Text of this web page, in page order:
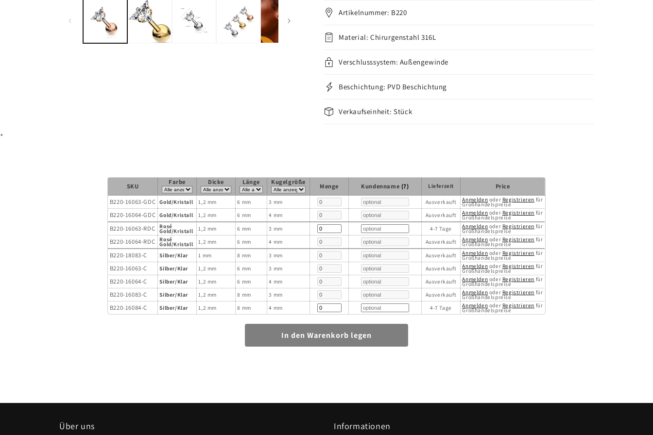
Modalfenster
öffnen
Artikelnummer: B220
Material: Chirurgenstahl 316L
Verschlusssystem: Außengewinde
Beschichtung: PVD Beschichtung
Verkaufseinheit: Stück
*
SKU
Farbe Dicke Länge Kugelgröße
Menge Kundenname (?) Lieferzeit
Price
B220-16063-GDC Gold/Kristall 1,2 mm 6 mm 3 mm Ausverkauft Anmelden oder Registrieren für
Großhandelspreise
B220-16064-GDC Gold/Kristall 1,2 mm 6 mm 4 mm Ausverkauft Anmelden oder Registrieren für
Großhandelspreise
B220-16063-RDC Rosé
Gold/Kristall 1,2 mm 6 mm 3 mm 4-7 Tage Anmelden oder Registrieren für
Großhandelspreise
B220-16064-RDC Rosé
Gold/Kristall 1,2 mm 6 mm 4 mm Ausverkauft Anmelden oder Registrieren für
Großhandelspreise
B220-18083-C Silber/Klar 1 mm 8 mm 3 mm Ausverkauft Anmelden oder Registrieren für
Großhandelspreise
B220-16063-C Silber/Klar 1,2 mm 6 mm 3 mm Ausverkauft Anmelden oder Registrieren für
Großhandelspreise
B220-16064-C Silber/Klar 1,2 mm 6 mm 4 mm Ausverkauft Anmelden oder Registrieren für
Großhandelspreise
B220-16083-C Silber/Klar 1,2 mm 8 mm 3 mm Ausverkauft Anmelden oder Registrieren für
Großhandelspreise
B220-16084-C Silber/Klar 1,2 mm 8 mm 4 mm 4-7 Tage Anmelden oder Registrieren für
Großhandelspreise
Über uns Informationen